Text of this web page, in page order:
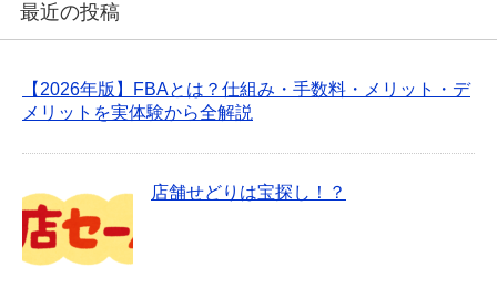
最近の投稿
【2026年版】FBAとは？仕組み・手数料・メリット・デ
メリットを実体験から全解説
店舗せどりは宝探し！？